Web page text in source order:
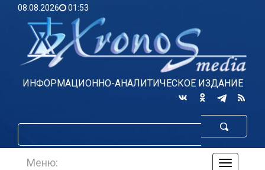
08.08.2026 01:53
ИНФОРМАЦИОННО-АНАЛИТИЧЕСКОЕ ИЗДАНИЕ
Меню: